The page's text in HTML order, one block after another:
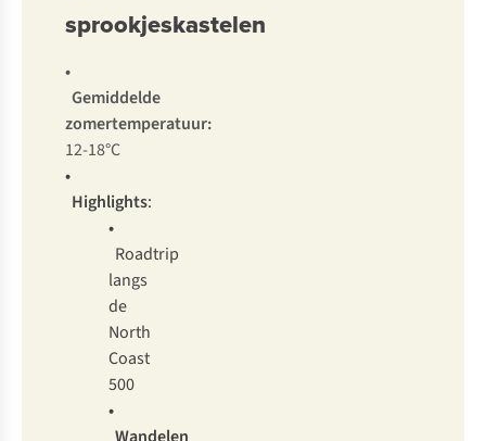
sprookjeskastelen
•
Gemiddelde
zomertemperatuur:
12-18°C
•
Highlights:
•
Roadtrip
langs
de
North
Coast
500
•